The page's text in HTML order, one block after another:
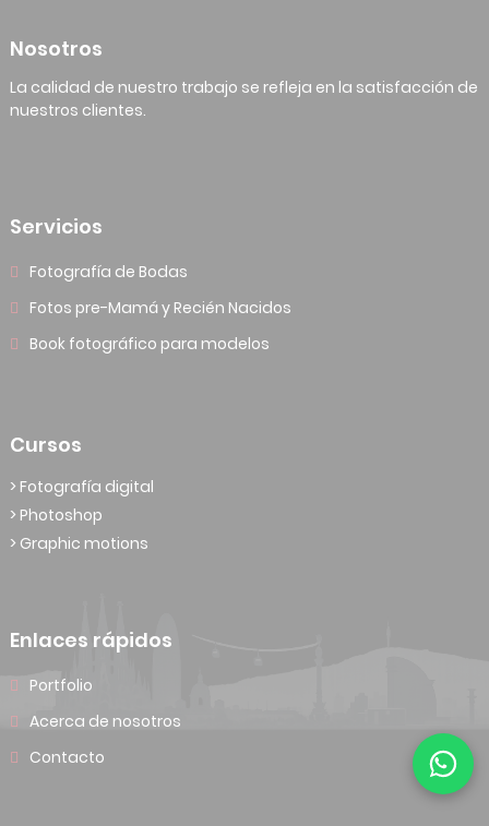
Nosotros
La calidad de nuestro trabajo se refleja en la satisfacción de
nuestros clientes.
Servicios
Fotografía de Bodas
Fotos pre-Mamá y Recién Nacidos
Book fotográfico para modelos
Cursos
> Fotografía digital
> Photoshop
> Graphic motions
Enlaces rápidos
Portfolio
Acerca de nosotros
Contacto